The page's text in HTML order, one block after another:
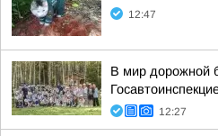
12:47
В мир дорожной
12:27